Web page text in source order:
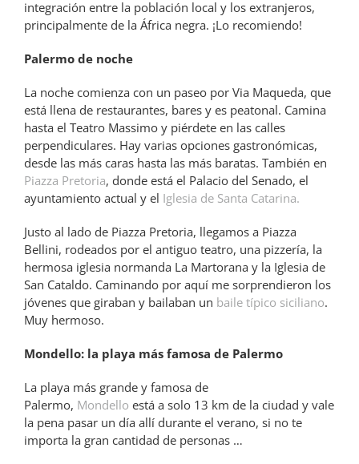
integración entre la población local y los extranjeros,
principalmente de la África negra. ¡Lo recomiendo!
Palermo de noche
La noche comienza con un paseo por Via Maqueda, que
está llena de restaurantes, bares y es peatonal. Camina
hasta el Teatro Massimo y piérdete en las calles
perpendiculares. Hay varias opciones gastronómicas,
desde las más caras hasta las más baratas. También en
Piazza Pretoria, donde está el Palacio del Senado, el
ayuntamiento actual y el Iglesia de Santa Catarina.
Justo al lado de Piazza Pretoria, llegamos a Piazza
Bellini, rodeados por el antiguo teatro, una pizzería, la
hermosa iglesia normanda La Martorana y la Iglesia de
San Cataldo. Caminando por aquí me sorprendieron los
jóvenes que giraban y bailaban un baile típico siciliano.
Muy hermoso.
Mondello: la playa más famosa de Palermo
La playa más grande y famosa de
Palermo, Mondello está a solo 13 km de la ciudad y vale
la pena pasar un día allí durante el verano, si no te
importa la gran cantidad de personas …